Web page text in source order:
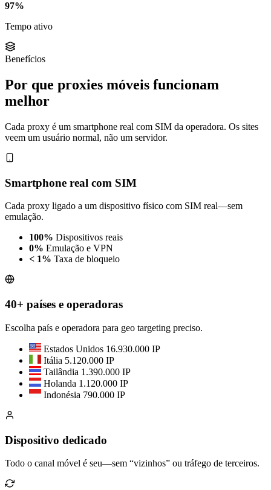
97%
Tempo ativo
Benefícios
Por que proxies móveis funcionam
melhor
Cada proxy é um smartphone real com SIM da operadora. Os sites
veem um usuário normal, não um servidor.
Smartphone real com SIM
Cada proxy ligado a um dispositivo físico com SIM real—sem
emulação.
100% Dispositivos reais
0% Emulação e VPN
< 1% Taxa de bloqueio
40+ países e operadoras
Escolha país e operadora para geo targeting preciso.
Estados Unidos 16.930.000 IP
Itália 5.120.000 IP
Tailândia 1.390.000 IP
Holanda 1.120.000 IP
Indonésia 790.000 IP
Dispositivo dedicado
Todo o canal móvel é seu—sem “vizinhos” ou tráfego de terceiros.